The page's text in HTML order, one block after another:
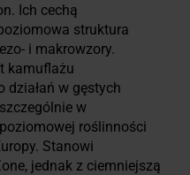
Ich cechą
struktura
i makrowzory.
kamuflażu
działań w gęstych
w
roślinności
Stanowi
jednak z ciemniejszą